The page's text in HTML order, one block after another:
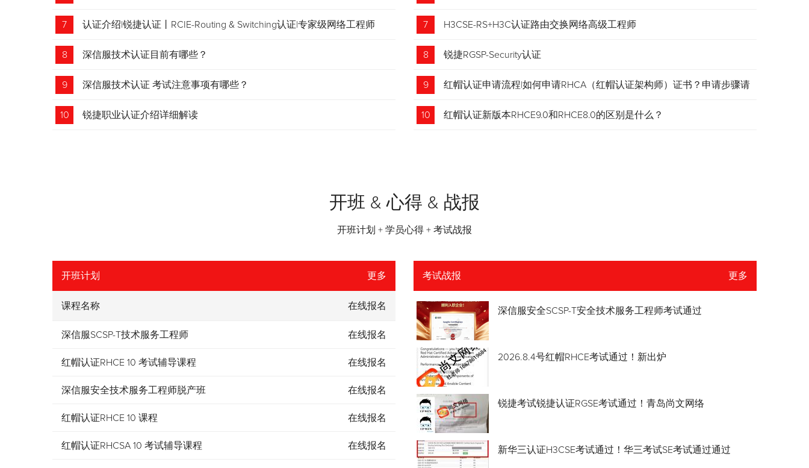
7 认证介绍|锐捷认证丨RCIE-Routing & Switching认证|专家级网络工程师
8 深信服技术认证目前有哪些？
9 深信服技术认证 考试注意事项有哪些？
10 锐捷职业认证介绍详细解读
7 H3CSE-RS+H3C认证路由交换网络高级工程师
8 锐捷RGSP-Security认证
9 红帽认证申请流程|如何申请RHCA（红帽认证架构师）证书？申请步骤请
收藏！
10 红帽认证新版本RHCE9.0和RHCE8.0的区别是什么？
开班 & 心得 & 战报
开班计划 + 学员心得 + 考试战报
开班计划 更多
课程名称 在线报名
深信服SCSP-T技术服务工程师 在线报名
红帽认证RHCE 10 考试辅导课程 在线报名
深信服安全技术服务工程师脱产班 在线报名
红帽认证RHCE 10 课程 在线报名
红帽认证RHCSA 10 考试辅导课程 在线报名
考试战报 更多
深信服安全SCSP-T安全技术服务工程师考试通过
2026.8.4号红帽RHCE考试通过！新出炉
锐捷考试锐捷认证RGSE考试通过！青岛尚文网络
新华三认证H3CSE考试通过！华三考试SE考试通过通过